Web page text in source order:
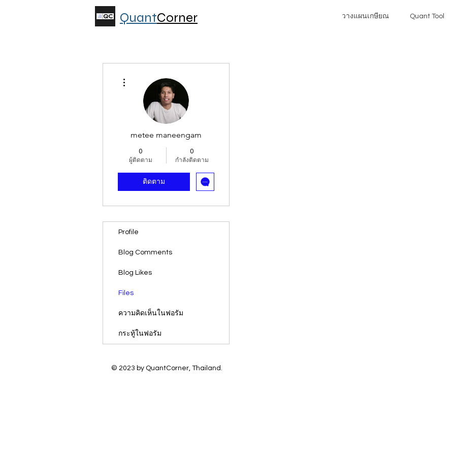
QuantCorner วางแผนเกษียณ Quant Tool
metee maneengam
0
ผู้ติดตาม
0
กำลังติดตาม
ติดตาม
Profile
Blog Comments
Blog Likes
Files
ความคิดเห็นในฟอรัม
กระทู้ในฟอรัม
© 2023 by QuantCorner, Thailand.